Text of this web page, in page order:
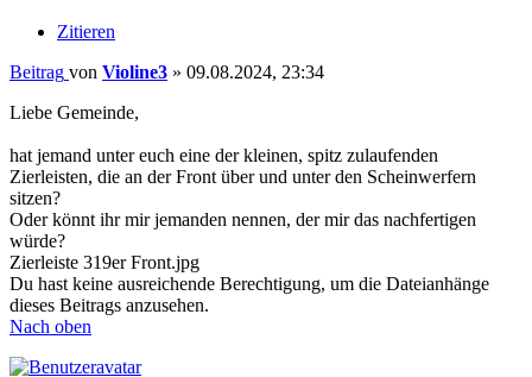
Zitieren
Beitrag von Violine3 » 09.08.2024, 23:34
Liebe Gemeinde,
hat jemand unter euch eine der kleinen, spitz zulaufenden
Zierleisten, die an der Front über und unter den Scheinwerfern
sitzen?
Oder könnt ihr mir jemanden nennen, der mir das nachfertigen
würde?
Zierleiste 319er Front.jpg
Du hast keine ausreichende Berechtigung, um die Dateianhänge
dieses Beitrags anzusehen.
Nach oben